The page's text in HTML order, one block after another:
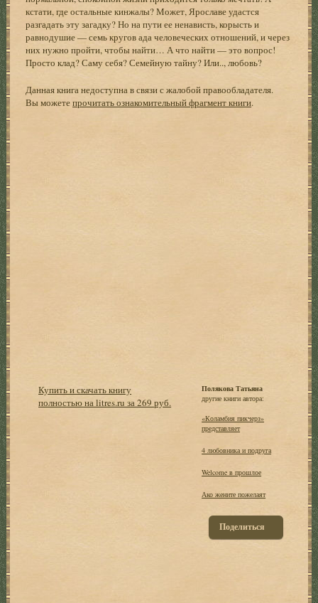
кстати, где остальные кинжалы? Может, Ярославе удастся
разгадать эту загадку? Но на пути ее ненависть, корысть и
равнодушие — семь кругов ада человеческих отношений, и через
них нужно пройти, чтобы найти… А что найти — это вопрос!
Просто клад? Саму себя? Семейную тайну? Или.., любовь?
Данная книга недоступна в связи с жалобой правообладателя.
Вы можетепрочитать ознакомительный фрагмент книги.
Купить и скачать книгу
полностью на litres.ru за 269 руб.
Полякова Татьяна
другие книги автора:
«Коламбия пикчерз»
представляет
4 любовника и подруга
Welcome в прошлое
Ако жените пожелаят
Поделиться